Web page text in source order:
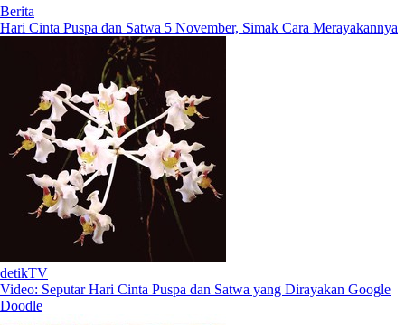
Berita
Hari Cinta Puspa dan Satwa 5 November, Simak Cara Merayakannya
detikTV
Video: Seputar Hari Cinta Puspa dan Satwa yang Dirayakan Google
Doodle